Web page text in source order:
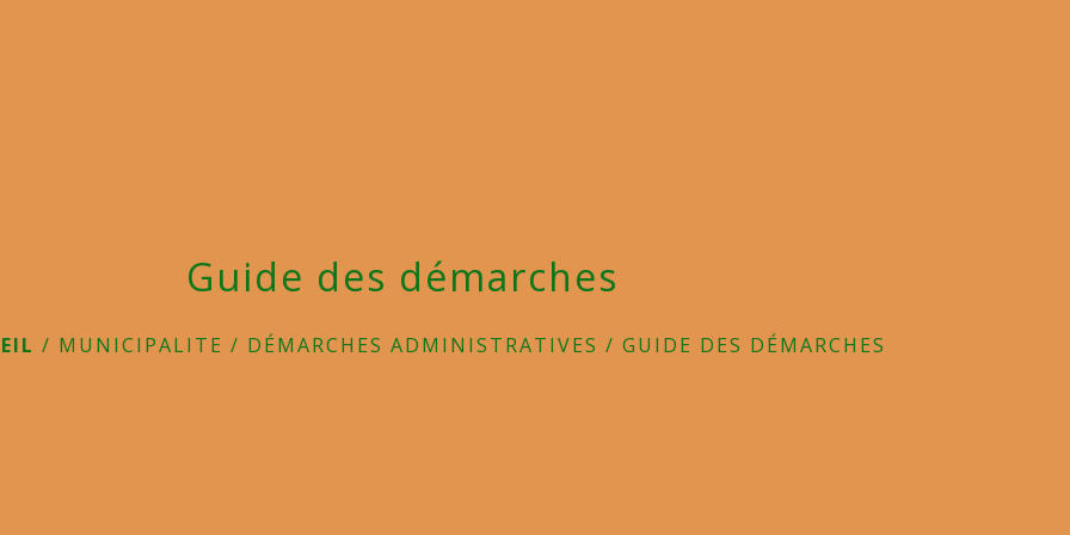
Guide des démarches
/ MUNICIPALITE / DÉMARCHES ADMINISTRATIVES / GUIDE DES DÉMARCHES